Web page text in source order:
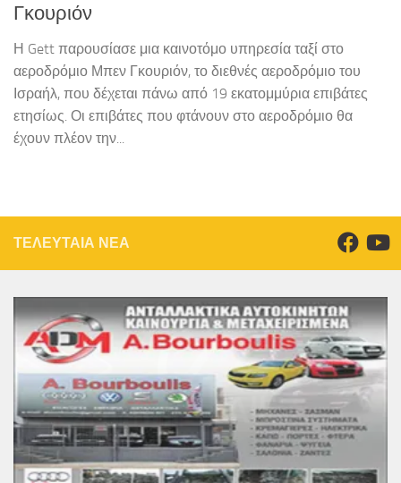
Γκουριόν
Η Gett παρουσίασε μια καινοτόμο υπηρεσία ταξί στο
αεροδρόμιο Μπεν Γκουριόν, το διεθνές αεροδρόμιο του
Ισραήλ, που δέχεται πάνω από 19 εκατομμύρια επιβάτες
ετησίως. Οι επιβάτες που φτάνουν στο αεροδρόμιο θα
έχουν πλέον την...
ΤΕΛΕΥΤΑΙΑ ΝΕΑ